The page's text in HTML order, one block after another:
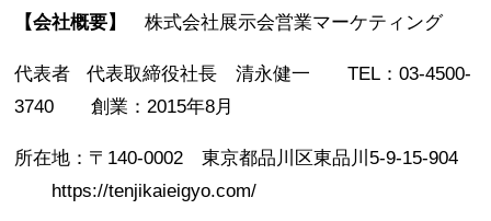
【会社概要】株式会社展示会営業マーケティング
代表者 代表取締役社長 清永健一 TEL：03-4500-
3740 創業：2015年8月
所在地：〒140-0002 東京都品川区東品川5-9-15-904
https://tenjikaieigyo.com/